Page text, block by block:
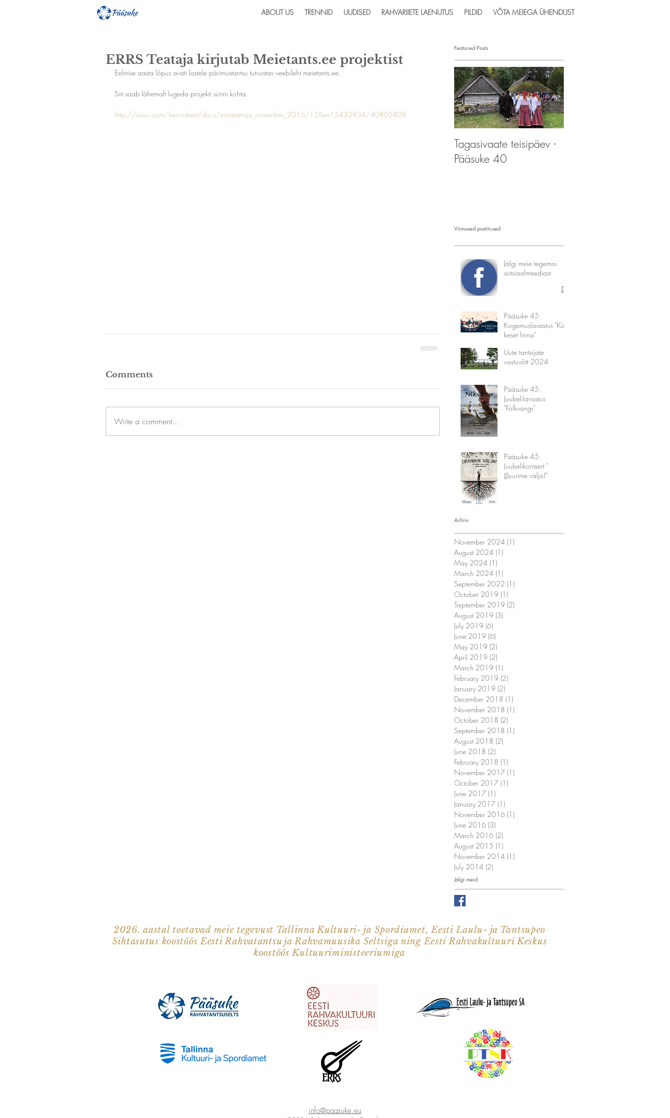
ABOUT US TRENNID UUDISED RAHVARIIETE LAENUTUS PILDID VÕTA MEIEGA ÜHENDUST
ERRS Teataja kirjutab Meietants.ee projektist
Eelmise aasta lõpus avati lastele pärimustantsu tutvustav veebileht meietants.ee.
Siit saab lähemalt lugeda projekti sünni kohta.
http://issuu.com/heinrobert/docs/errsiteataja_november_2016/15?e=15433934/40805809
Comments
Write a comment...
Featured Posts
Tagasivaate teisipäev -
Pääsuke 40
Viimased postitused
Jälgi meie tegemisi
sotsiaalmeediast
Pääsuke 45:
Kogemuslavastus "Küla
keset linna"
Uute tantsijate
vastuvõtt 2024
Pääsuke 45:
Juubelilavastus
"Fólkvangr"
Pääsuke 45:
Juubelikontsert "
(J)uurime välja!"
Arhiiv
November 2024 (1)
August 2024 (1)
May 2024 (1)
March 2024 (1)
September 2022 (1)
October 2019 (1)
September 2019 (2)
August 2019 (3)
July 2019 (6)
June 2019 (6)
May 2019 (2)
April 2019 (2)
March 2019 (1)
February 2019 (2)
January 2019 (2)
December 2018 (1)
November 2018 (1)
October 2018 (2)
September 2018 (1)
August 2018 (2)
June 2018 (2)
February 2018 (1)
November 2017 (1)
October 2017 (1)
June 2017 (1)
January 2017 (1)
November 2016 (1)
June 2016 (3)
March 2016 (2)
August 2015 (1)
November 2014 (1)
July 2014 (2)
Jälgi meid
2026. aastal toetavad meie tegevust Tallinna Kultuuri- ja Spordiamet, Eesti Laulu- ja Tantsupeo
Sihtasutus koostöös Eesti Rahvatantsu ja Rahvamuusika Seltsiga ning Eesti Rahvakultuuri Keskus
koostöös Kultuuriministeeriumiga
info@paasuke.eu